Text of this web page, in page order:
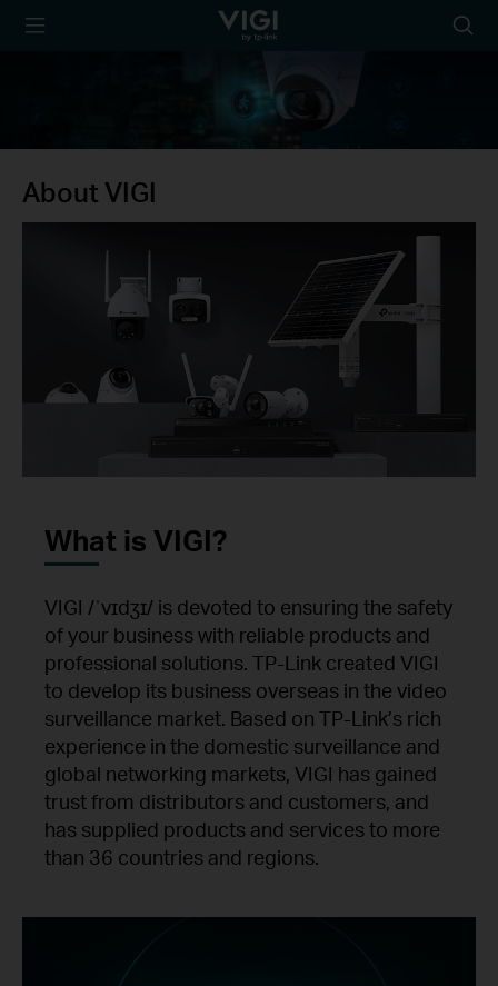
TP-Link, Reliably
About VIGI
What is VIGI?
VIGI /ˈvɪdʒɪ/ is devoted to ensuring the safety
of your business with reliable products and
professional solutions. TP-Link created VIGI
to develop its business overseas in the video
surveillance market. Based on TP-Link’s rich
experience in the domestic surveillance and
global networking markets, VIGI has gained
trust from distributors and customers, and
has supplied products and services to more
than 36 countries and regions.